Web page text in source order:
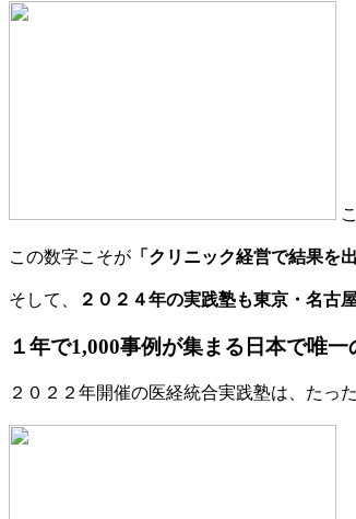
この数字こそが 「クリニック経営で結果を
そして、 ２０２４年の実践塾も東京・名古
１年で1,000事例が集まる日本で唯一
２０２２年開催の医経統合実践塾は、たっ